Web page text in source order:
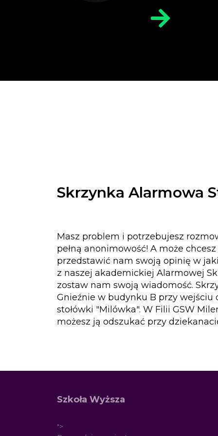
arrow-
Skrzynka Alarmowa
Masz problem i potrzebujesz
pełną anonimowość! A może
przedstawić nam swoją opinię w
z naszej akademickiej Alarmowej
zostaw nam swoją wiadomość.
Gnieźnie w budynku B przy wejściu
stołówki "Milówka". W Filii GSW
możesz ją odszukać przy
Szkoła Wyższa
">